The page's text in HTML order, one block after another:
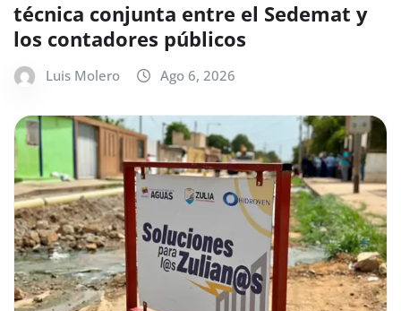
técnica conjunta entre el Sedemat y
los contadores públicos
Luis Molero Ago 6, 2026